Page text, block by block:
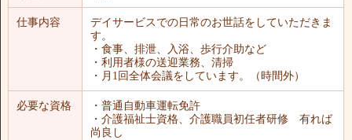
仕事内容
デイサービスでの日常のお世話をしていただきま
す。
・食事、排泄、入浴、歩行介助など
・利用者様の送迎業務、清掃
・月1回全体会議をしています。（時間外）
必要な資格
・普通自動車運転免許
・介護福祉士資格、介護職員初任者研修 有れば
尚良し